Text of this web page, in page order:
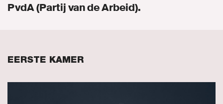
PvdA (Partij van de Arbeid).
EERSTE KAMER